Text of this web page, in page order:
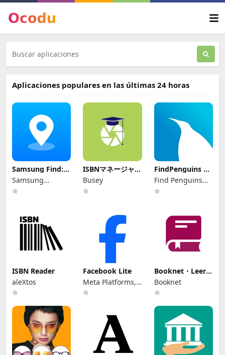
Aplicaciones populares en las últimas 24 horas
Samsung Find:
Location Sharing
Samsung
Electronics Co.,
ISBNマネージャー
(本のISBN読み取
り・文字認識)
Busey
FindPenguins
Viajes
Find Penguins
Travel App
ISBN Reader
aleXtos
Facebook Lite
Meta Platforms,
Inc.
Booknet・Leer
Libros En
Español
Booknet